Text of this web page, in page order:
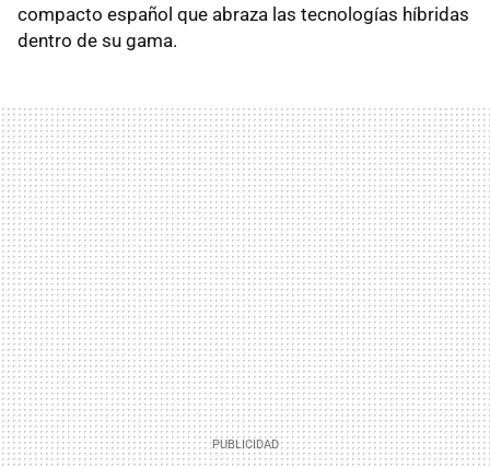
compacto español que abraza las tecnologías híbridas
dentro de su gama.